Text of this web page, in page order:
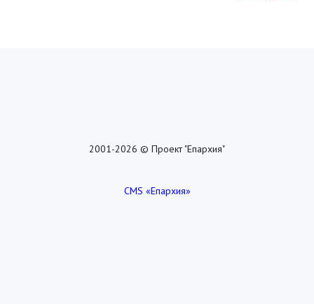
2001-2026 © Проект "Епархия"
CMS «Епархия»